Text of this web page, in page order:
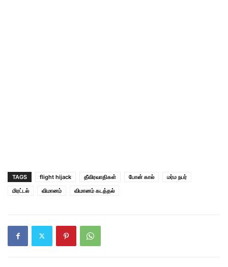
TAGS flight hijack தீவிரவாதிகள் போன் கால்
மர்ம நபர்
மிரட்டல்
விமானம் விமானம் கடத்தல்